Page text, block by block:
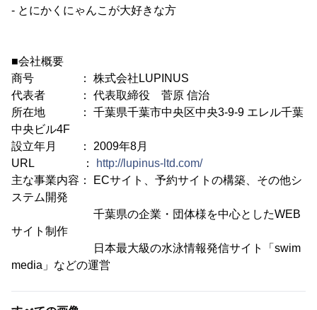
- とにかくにゃんこが大好きな方
■会社概要
商号 ： 株式会社LUPINUS
代表者 ： 代表取締役 菅原 信治
所在地 ： 千葉県千葉市中央区中央3-9-9 エレル千葉
中央ビル4F
設立年月 ： 2009年8月
URL ：
http://lupinus-ltd.com/
主な事業内容： ECサイト、予約サイトの構築、その他シ
ステム開発
千葉県の企業・団体様を中心としたWEB
サイト制作
日本最大級の水泳情報発信サイト「swim
media」などの運営